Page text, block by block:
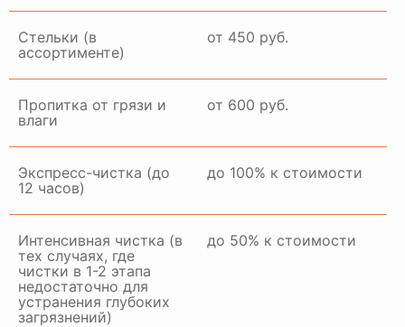
Стельки (в
ассортименте)
от 450 руб.
Пропитка от грязи и
влаги
от 600 руб.
Экспресс-чистка (до
12 часов)
до 100% к стоимости
Интенсивная чистка (в
тех случаях, где
чистки в 1-2 этапа
недостаточно для
устранения глубоких
загрязнений)
до 50% к стоимости